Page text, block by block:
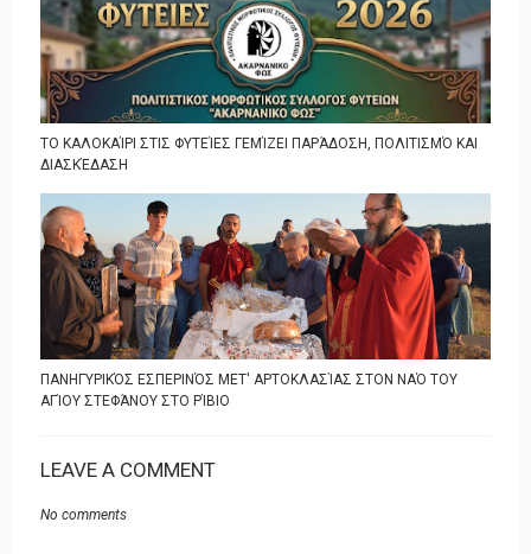
ΤΟ ΚΑΛΟΚΑΊΡΙ ΣΤΙΣ ΦΥΤΕΊΕΣ ΓΕΜΊΖΕΙ ΠΑΡΆΔΟΣΗ, ΠΟΛΙΤΙΣΜΌ ΚΑΙ
ΔΙΑΣΚΈΔΑΣΗ
ΠΑΝΗΓΥΡΙΚΌΣ ΕΣΠΕΡΙΝΌΣ ΜΕΤ' ΑΡΤΟΚΛΑΣΊΑΣ ΣΤΟΝ ΝΑΌ ΤΟΥ
ΑΓΊΟΥ ΣΤΕΦΆΝΟΥ ΣΤΟ ΡΊΒΙΟ
LEAVE A COMMENT
No comments